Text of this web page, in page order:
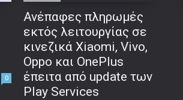
0
Ανέπαφες πληρωμές
εκτός λειτουργίας σε
κινεζικά Xiaomi, Vivo,
Oppo και OnePlus
έπειτα από update των
Play Services